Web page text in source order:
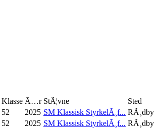
Klasse Ã…r StÃ¦vne
Sted
52 2025 SM Klassisk StyrkelÃ¸f... RÃ¸dby
52 2025 SM Klassisk StyrkelÃ¸f... RÃ¸dby